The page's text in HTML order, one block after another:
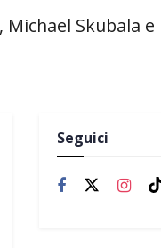
Skubala e
Seguici